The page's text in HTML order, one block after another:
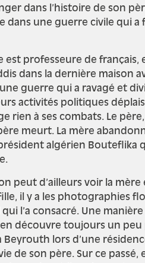
dans l’histoire de son
dans une guerre civile qui
professeure de français,
dans la dernière maison
guerre qui a ravagé et
activités politiques
à ses combats. Le père,
meurt. La mère
algérien
peut d’ailleurs voir la
il y a les photographies
consacré. Une manière
découvre toujours un peu
Beyrouth lors d’une
de son père. Sur ce